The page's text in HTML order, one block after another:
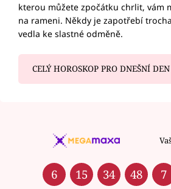
kterou můžete zpočátku chrlit, vám
na rameni. Někdy je zapotřebí
vedla ke slastné odměně.
CELÝ HOROSKOP PRO DNEŠNÍ DEN
6 15 34 48 7